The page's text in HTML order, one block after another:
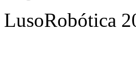
LusoRobótica